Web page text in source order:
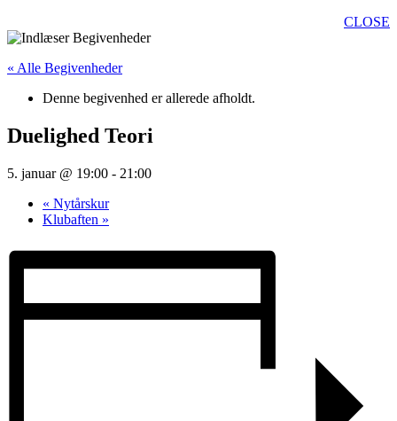
CLOSE
« Alle Begivenheder
Denne begivenhed er allerede afholdt.
Duelighed Teori
5. januar @ 19:00 - 21:00
« Nytårskur
Klubaften »